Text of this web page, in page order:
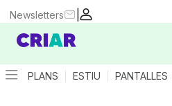
|
Newsletters
PLANS ESTIU PANTALLES